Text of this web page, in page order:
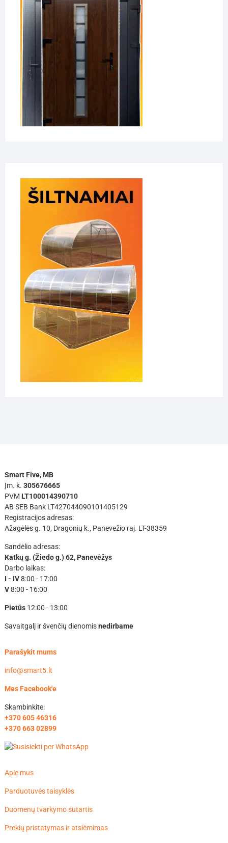
Smart Five, MB
Įm. k. 305676665
PVM LT100014390710
AB SEB Bank LT427044090101405129
Registracijos adresas:
Ažagėlės g. 10, Dragonių k., Panevežio raj. LT-38359
Sandėlio adresas:
Katkų g. (Žiedo g.) 62, Panevėžys
Darbo laikas:
I - IV8:00 - 17:00
V8:00 - 16:00
Pietūs12:00 - 13:00
Savaitgalį ir švenčių dienomisnedirbame
Parašykit mums
info@smart5.lt
Mes Facebook'e
Skambinkite:
+370 605 46316
+370 663 02899
Apie mus
Parduotuvės taisyklės
Duomenų tvarkymo sutartis
Prekių pristatymas ir atsiėmimas